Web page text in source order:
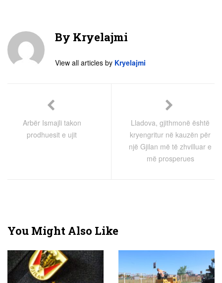
By Kryelajmi
View all articles by Kryelajmi
Arbër Ismajli takon
prodhuesit e ujit
Lladova, gjithmonë është
kryengritur në kauzën për
një Gjilan më të zhvilluar e
më prosperues
You Might Also Like